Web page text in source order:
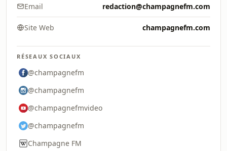
Email redaction@champagnefm.com
Site Web champagnefm.com
RÉSEAUX SOCIAUX
@champagnefm
@champagnefm
@champagnefmvideo
@champagnefm
Champagne FM